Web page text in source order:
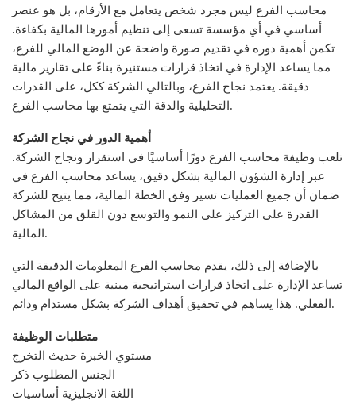
محاسب الفرع ليس مجرد شخص يتعامل مع الأرقام، بل هو عنصر
أساسي في أي مؤسسة تسعى إلى تنظيم أمورها المالية بكفاءة.
تكمن أهمية دوره في تقديم صورة واضحة عن الوضع المالي للفرع،
مما يساعد الإدارة في اتخاذ قرارات مستنيرة بناءً على تقارير مالية
دقيقة. يعتمد نجاح الفرع، وبالتالي الشركة ككل، على القدرات
التحليلية والدقة التي يتمتع بها محاسب الفرع.
أهمية الدور في نجاح الشركة
تلعب وظيفة محاسب الفرع دورًا أساسيًا في استقرار ونجاح الشركة.
عبر إدارة الشؤون المالية بشكل دقيق، يساعد محاسب الفرع في
ضمان أن جميع العمليات تسير وفق الخطة المالية، مما يتيح للشركة
القدرة على التركيز على النمو والتوسع دون القلق من المشاكل
المالية.
بالإضافة إلى ذلك، يقدم محاسب الفرع المعلومات الدقيقة التي
تساعد الإدارة على اتخاذ قرارات استراتيجية مبنية على الواقع المالي
الفعلي. هذا يساهم في تحقيق أهداف الشركة بشكل مستدام ودائم.
متطلبات الوظيفة
مستوي الخبرة حديث التخرج
الجنس المطلوب ذكر
اللغة الانجليزية أساسيات